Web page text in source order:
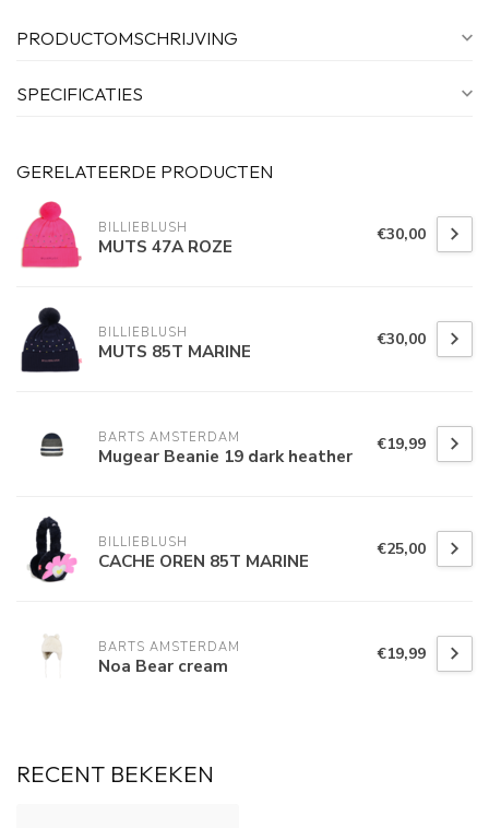
PRODUCTOMSCHRIJVING
SPECIFICATIES
GERELATEERDE PRODUCTEN
BILLIEBLUSH
MUTS 47A ROZE €30,00
BILLIEBLUSH
MUTS 85T MARINE €30,00
BARTS AMSTERDAM
Mugear Beanie 19 dark heather €19,99
BILLIEBLUSH
CACHE OREN 85T MARINE €25,00
BARTS AMSTERDAM
Noa Bear cream €19,99
RECENT BEKEKEN